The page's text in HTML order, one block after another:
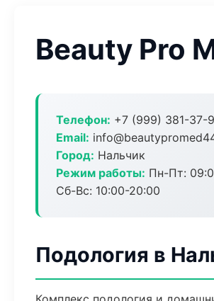
Beauty Pro
Телефон: +7 (999) 381-37-
Email:
Город: Нальчик
Режим работы: Пн-Пт:
Сб-Вс: 10:00-20:00
Подология в